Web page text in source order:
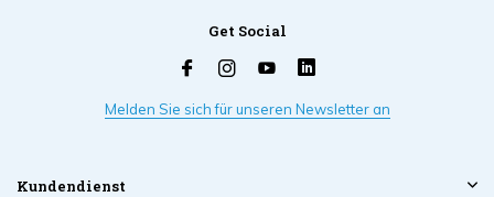
Get Social
Melden Sie sich für unseren Newsletter an
Kundendienst